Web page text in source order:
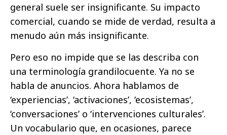
general suele ser insignificante. Su impacto
comercial, cuando se mide de verdad, resulta a
menudo aún más insignificante.
Pero eso no impide que se las describa con
una terminología grandilocuente. Ya no se
habla de anuncios. Ahora hablamos de
‘experiencias’, ‘activaciones’, ‘ecosistemas’,
‘conversaciones’ o ‘intervenciones culturales’.
Un vocabulario que, en ocasiones, parece